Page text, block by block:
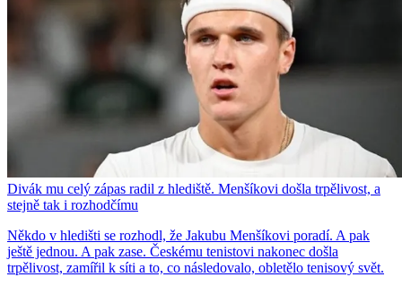
Divák mu celý zápas radil z hlediště. Menšíkovi došla trpělivost, a
stejně tak i rozhodčímu
Někdo v hledišti se rozhodl, že Jakubu Menšíkovi poradí. A pak
ještě jednou. A pak zase. Českému tenistovi nakonec došla
trpělivost, zamířil k síti a to, co následovalo, obletělo tenisový svět.